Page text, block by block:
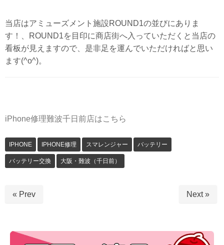
当店はアミューズメント施設ROUND1の並びにありま
す！、ROUND1を目印に商店街へ入っていただくと当店の
看板が見えますので、是非足を運んでいただければと思い
ます(^o^)。
iPhone修理難波千日前店はこちら
IPHONE IPHONE修理 スマレンジャー バッテリー
バッテリー交換 大阪・難波（千日前）
« Prev Next »